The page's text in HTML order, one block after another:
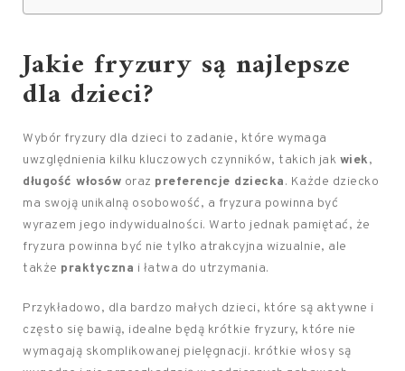
Jakie fryzury są najlepsze
dla dzieci?
Wybór fryzury dla dzieci to zadanie, które wymaga
uwzględnienia kilku kluczowych czynników, takich jak wiek,
długość włosów oraz preferencje dziecka. Każde dziecko
ma swoją unikalną osobowość, a fryzura powinna być
wyrazem jego indywidualności. Warto jednak pamiętać, że
fryzura powinna być nie tylko atrakcyjna wizualnie, ale
także praktyczna i łatwa do utrzymania.
Przykładowo, dla bardzo małych dzieci, które są aktywne i
często się bawią, idealne będą krótkie fryzury, które nie
wymagają skomplikowanej pielęgnacji. krótkie włosy są